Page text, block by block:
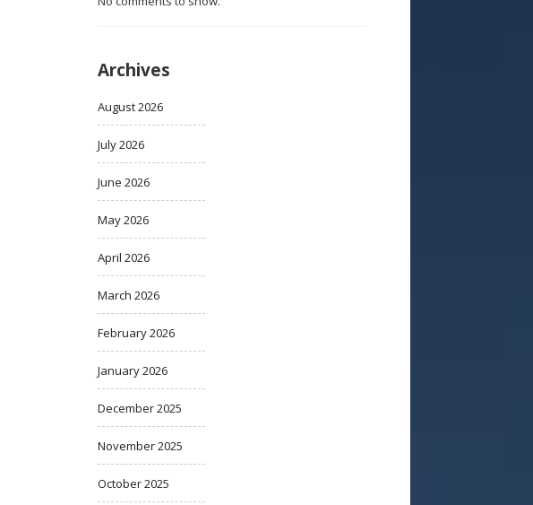
Archives
August 2026
July 2026
June 2026
May 2026
April 2026
March 2026
February 2026
January 2026
December 2025
November 2025
October 2025